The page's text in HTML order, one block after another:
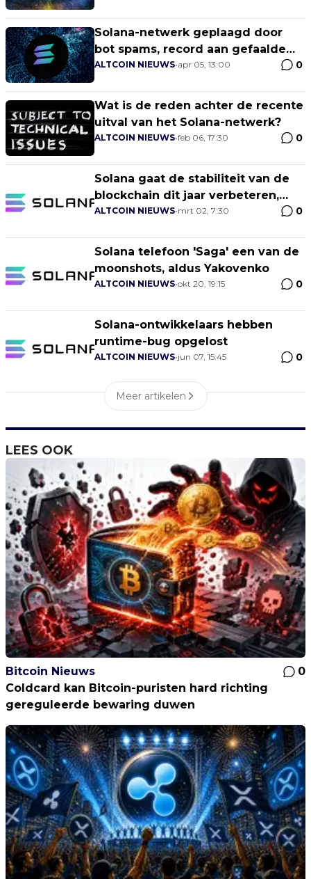
Solana-netwerk geplaagd door
bot spams, record aan gefaalde
transacties
ALTCOIN NIEUWS•apr 05, 13:00 0
Wat is de reden achter de recente
uitval van het Solana-netwerk?
ALTCOIN NIEUWS•feb 06, 17:30 0
Solana gaat de stabiliteit van de
blockchain dit jaar verbeteren,
aldus Yakovenko
ALTCOIN NIEUWS•mrt 02, 7:30 0
Solana telefoon 'Saga' een van de
moonshots, aldus Yakovenko
ALTCOIN NIEUWS•okt 20, 19:15 0
Solana-ontwikkelaars hebben
runtime-bug opgelost
ALTCOIN NIEUWS•jun 07, 15:45 0
Meer artikelen
LEES OOK
Bitcoin Nieuws
0
Coldcard kan Bitcoin-puristen hard richting
gereguleerde bewaring duwen